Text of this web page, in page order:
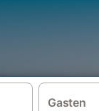
Gasten